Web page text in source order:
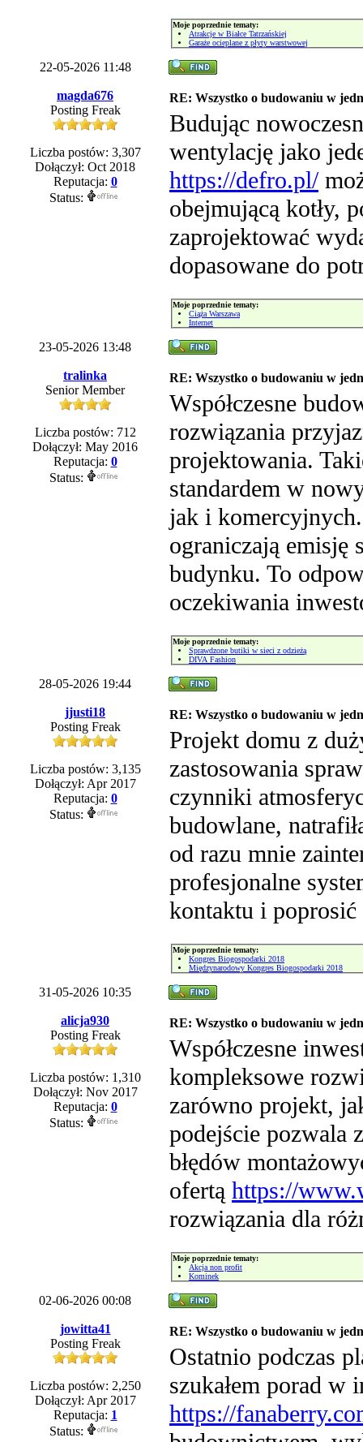
Moje poprzednie tematy:
Atrakcje w Białce Tatrzańskiej
Garaże ocieplane z płyty warstwowej
22-05-2026 11:48
magda676
Posting Freak
Liczba postów: 3,307
Dołączył: Oct 2018
Reputacja: 0
Status:
RE: Wszystko o budowaniu w
Budując
wentylację jako
https://defro.pl/
obejmującą kotły,
zaprojektować
dopasowane do
Moje poprzednie tematy:
Ciąża Warszawa
Internet
23-05-2026 13:48
tralinka
Senior Member
Liczba postów: 712
Dołączył: May 2016
Reputacja: 0
Status:
RE: Wszystko o budowaniu w
Współczesne
rozwiązania
projektowania.
standardem w
jak i
ograniczają emisję
budynku. To
oczekiwania
Moje poprzednie tematy:
Sprawdzone butiki w sieci z odzieżą
DIVA Fashion
28-05-2026 19:44
jjusti18
Posting Freak
Liczba postów: 3,135
Dołączył: Apr 2017
Reputacja: 0
Status:
RE: Wszystko o budowaniu w
Projekt domu z
zastosowania
czynniki
budowlane,
od razu mnie
profesjonalne
kontaktu i
Moje poprzednie tematy:
Kongres Biogospodarki 2018
Międzynarodowy Kongres Biogospodarki 2018
31-05-2026 10:35
alicja930
Posting Freak
Liczba postów: 1,310
Dołączył: Nov 2017
Reputacja: 0
Status:
RE: Wszystko o budowaniu w
Współczesne
kompleksowe
zarówno projekt,
podejście pozwala
błędów
ofertą https://
rozwiązania dla
Moje poprzednie tematy:
Akcja non profit
Kominek
02-06-2026 00:08
jowitta41
Posting Freak
Liczba postów: 2,250
Dołączył: Apr 2017
Reputacja: 1
Status:
RE: Wszystko o budowaniu w
Ostatnio podczas
szukałem porad w
https://